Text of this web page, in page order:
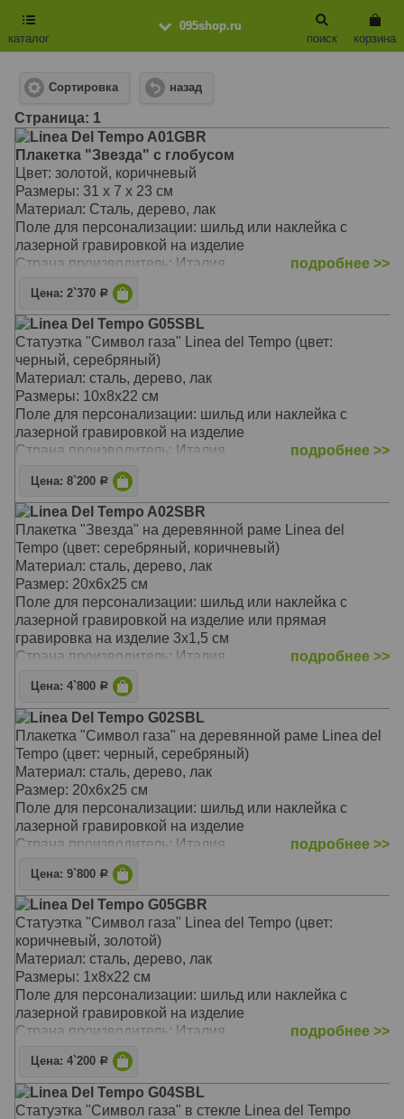
095shop.ru
каталог
корзина
поиск
Сортировка назад
Cтраница: 1
Linea Del Tempo A01GBR
Плакетка "Звезда" с глобусом
Цвет: золотой, коричневый
Размеры: 31 х 7 х 23 см
Материал: Сталь, дерево, лак
Поле для персонализации: шильд или наклейка с
лазерной гравировкой на изделие
Страна производитель: Италия
подробнее >>
Цена: 2`370 Р
Linea Del Tempo G05SBL
Статуэтка "Символ газа" Linea del Tempo (цвет:
черный, серебряный)
Материал: сталь, дерево, лак
Размеры: 10х8х22 см
Поле для персонализации: шильд или наклейка с
лазерной гравировкой на изделие
Страна производитель: Италия
подробнее >>
Цена: 8`200 Р
Linea Del Tempo A02SBR
Плакетка "Звезда" на деревянной раме Linea del
Tempo (цвет: серебряный, коричневый)
Материал: сталь, дерево, лак
Размер: 20х6х25 см
Поле для персонализации: шильд или наклейка с
лазерной гравировкой на изделие или прямая
гравировка на изделие 3х1,5 см
Страна производитель: Италия
подробнее >>
Цена: 4`800 Р
Linea Del Tempo G02SBL
Плакетка "Символ газа" на деревянной раме Linea del
Tempo (цвет: черный, серебряный)
Материал: сталь, дерево, лак
Размер: 20х6х25 см
Поле для персонализации: шильд или наклейка с
лазерной гравировкой на изделие
Страна производитель: Италия
подробнее >>
Цена: 9`800 Р
Linea Del Tempo G05GBR
Статуэтка "Символ газа" Linea del Tempo (цвет:
коричневый, золотой)
Материал: сталь, дерево, лак
Размеры: 1х8х22 см
Поле для персонализации: шильд или наклейка с
лазерной гравировкой на изделие
Страна производитель: Италия
подробнее >>
Цена: 4`200 Р
Linea Del Tempo G04SBL
Статуэтка "Символ газа" в стекле Linea del Tempo